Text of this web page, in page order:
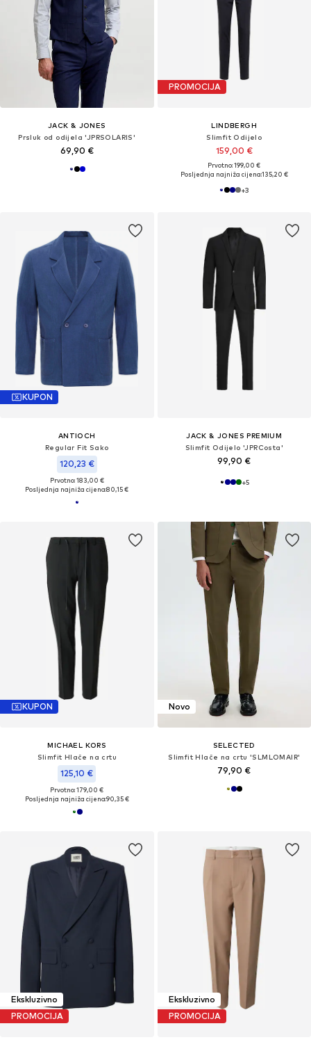
JACK & JONES
Prsluk od odijela 'JPRSOLARIS'
69,90 €
PROMOCIJA
LINDBERGH
Slimfit Odijelo
159,00 €
Prvotno: 199,00 €
Posljednja najniža cijena:135,20 €
+3
KUPON
ANTIOCH
Regular Fit Sako
120,23 €
Prvotno: 183,00 €
Posljednja najniža cijena:80,15 €
JACK & JONES PREMIUM
Slimfit Odijelo 'JPRCosta'
99,90 €
+5
KUPON
MICHAEL KORS
Slimfit Hlače na crtu
125,10 €
Prvotno: 179,00 €
Posljednja najniža cijena:90,35 €
Novo
SELECTED
Slimfit Hlače na crtu 'SLMLOMAIR'
79,90 €
Ekskluzivno
PROMOCIJA
Ekskluzivno
PROMOCIJA